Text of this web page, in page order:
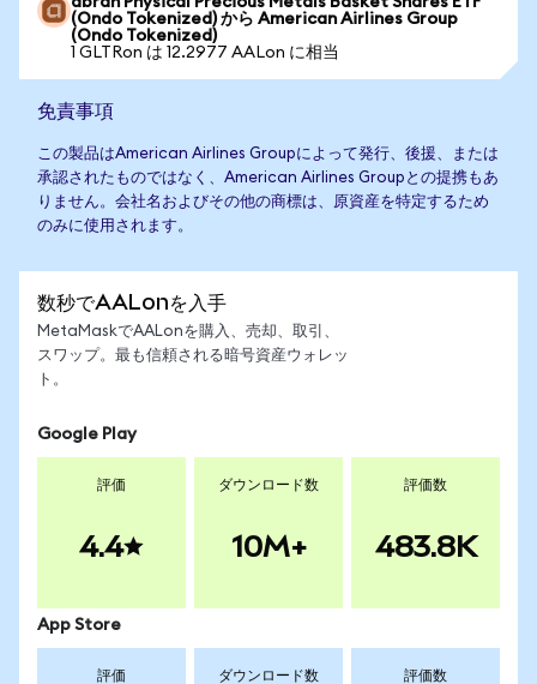
(Ondo Tokenized) から American Airlines Group
(Ondo Tokenized)
1 GLTRon は 12.2977 AALon に相当
免責事項
この製品はAmerican Airlines Groupによって発行、後援、または
承認されたものではなく、American Airlines Groupとの提携もあ
りません。会社名およびその他の商標は、原資産を特定するため
のみに使用されます。
数秒でAALonを入手
MetaMaskでAALonを購入、売却、取引、
スワップ。最も信頼される暗号資産ウォレッ
ト。
Google Play
評価
4.4
ダウンロード数
10M+
評価数
483.8K
App Store
評価 ダウンロード数 評価数